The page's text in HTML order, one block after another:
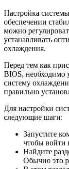
Настройка
обеспечении
можно
устанавливать
охлаждения.
Перед тем как
BIOS, необходимо
систему
правильно
Для настройки
следующие шаги:
Запустите
чтобы войти
Найдите
Обычно это